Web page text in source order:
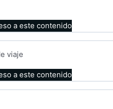
a este contenido
viaje
a este contenido